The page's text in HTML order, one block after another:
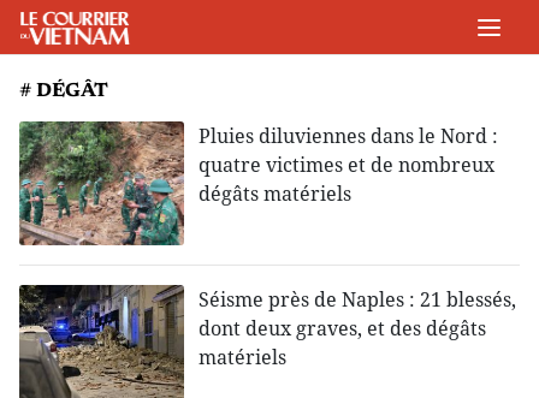
# DÉGÂT
Pluies diluviennes dans le Nord :
quatre victimes et de nombreux
dégâts matériels
Séisme près de Naples : 21 blessés,
dont deux graves, et des dégâts
matériels